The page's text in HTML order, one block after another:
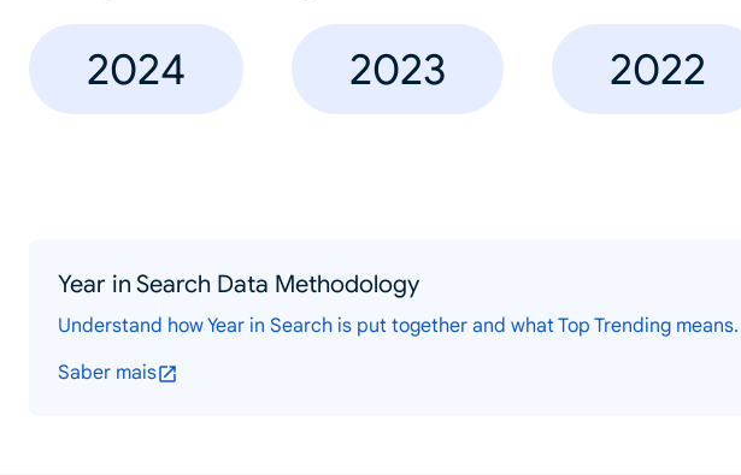
2024 2023 2022
Year in Search Data Methodology
Understand how Year in Search is put together and what Top Trending means.
Saber mais